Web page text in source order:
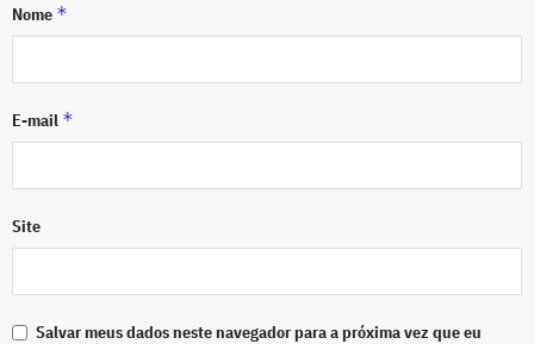
Nome *
E-mail *
Site
Salvar meus dados neste navegador para a próxima vez que eu